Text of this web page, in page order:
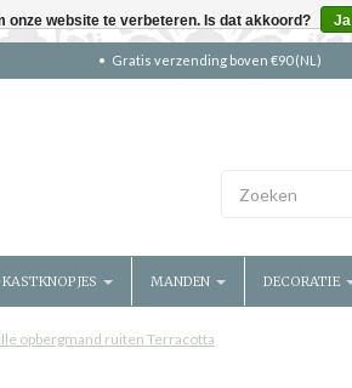
Gratis verzending boven €90 (NL)
KASTKNOPJES MANDEN DECORATIE
opbergmand ruiten Terracotta
onze website te verbeteren. Is dat akkoord? Ja